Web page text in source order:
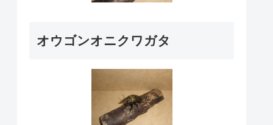
オウゴンオニクワガタ